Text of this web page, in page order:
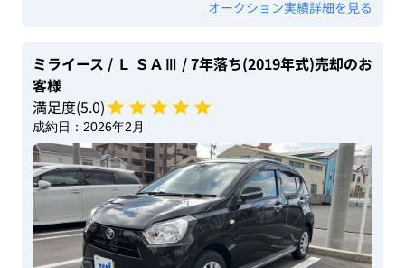
オークション実績詳細を見る
ミライース / Ｌ ＳＡⅢ / 7年落ち(2019年式)売却のお
客様
満足度(5.0)
成約日： 2026年2月